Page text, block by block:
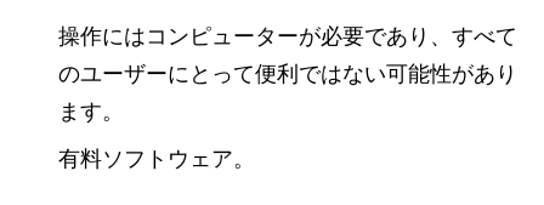
操作にはコンピューターが必要であり、すべて
のユーザーにとって便利ではない可能性があり
ます。
有料ソフトウェア。